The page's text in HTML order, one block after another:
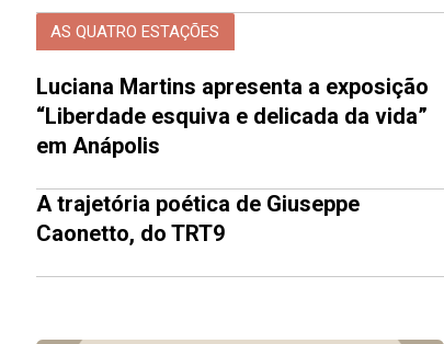
AS QUATRO ESTAÇÕES
Luciana Martins apresenta a exposição
“Liberdade esquiva e delicada da vida”
em Anápolis
A trajetória poética de Giuseppe
Caonetto, do TRT9